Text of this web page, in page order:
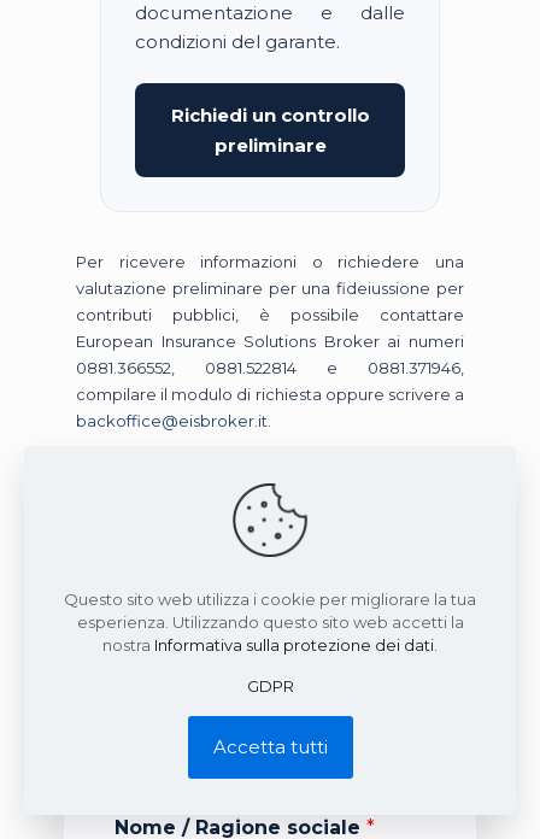
documentazione e dalle
condizioni del garante.
Richiedi un controllo
preliminare
Per ricevere informazioni o richiedere una
valutazione preliminare per una fideiussione per
contributi pubblici, è possibile contattare
European Insurance Solutions Broker ai numeri
0881.366552, 0881.522814 e 0881.371946,
compilare il modulo di richiesta oppure scrivere a
backoffice@eisbroker.it
Richiedi un preventivo
breve tempo possibile.
Nome / Ragione sociale *
Questo sito web utilizza i cookie per migliorare la tua
esperienza. Utilizzando questo sito web accetti la
nostra Informativa sulla protezione dei dati
GDPR
Accetta tutti